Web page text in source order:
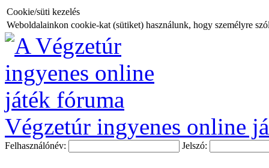
Cookie/süti kezelés
Weboldalainkon cookie-kat (sütiket) használunk, hogy személyre
Végzetúr ingyenes online
Felhasználónév: Jelszó: